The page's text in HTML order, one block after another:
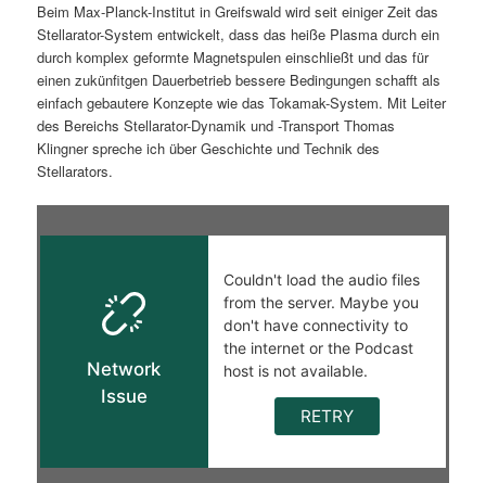
i
n
g
e
p
r
i
n
Beim Max-Planck-Institut in Greifswald wird seit einiger Zeit das
Stellarator-System entwickelt, dass das heiße Plasma durch ein
durch komplex geformte Magnetspulen einschließt und das für
einen zukünfitgen Dauerbetrieb bessere Bedingungen schafft als
einfach gebautere Konzepte wie das Tokamak-System. Mit Leiter
des Bereichs Stellarator-Dynamik und -Transport Thomas
Klingner spreche ich über Geschichte und Technik des
Stellarators.